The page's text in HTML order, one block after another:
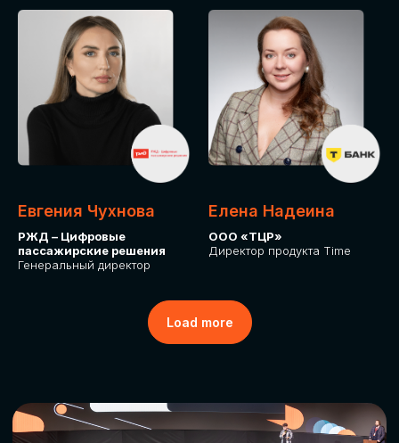
Евгения Чухнова
РЖД – Цифровые
пассажирские решения
Генеральный директор
Елена Надеина
ООО «ТЦР»
Директор продукта Time
Load more